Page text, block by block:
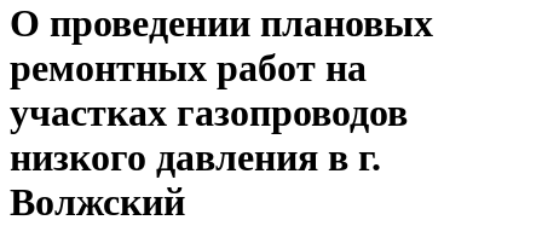
О проведении плановых
ремонтных работ на
участках газопроводов
низкого давления в г.
Волжский